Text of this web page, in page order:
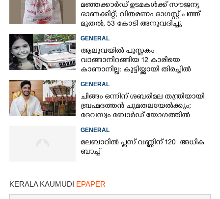
മഞ്ഞക്കാർഡ് ഉടമകൾക്ക് സൗജന്യ
ഓണക്കിറ്റ്; വിതരണം ഓഗസ്റ്റ് പത്ത്
മുതൽ, 53 കോടി അനുവദിച്ചു
GENERAL
ആലുവയിൽ പുസ്തകം
വാങ്ങാനിറങ്ങിയ 12 കാരിയെ
കാണാനില്ല: കുട്ടിയ്ക്കായി തിരച്ചിൽ
GENERAL
ചിങ്ങം ഒന്നിന് ശബരിമല തന്ത്രിയായി
ബ്രഹ്മദത്തൻ ചുമതലയേൽക്കും;
ദേവസ്വം ബോർഡ് യോഗത്തിൽ
തീരുമാനം
GENERAL
മലബാറിൽ പ്ലസ് വണ്ണിന് 120 അധിക
ബാച്ച്
KERALA KAUMUDI EPAPER